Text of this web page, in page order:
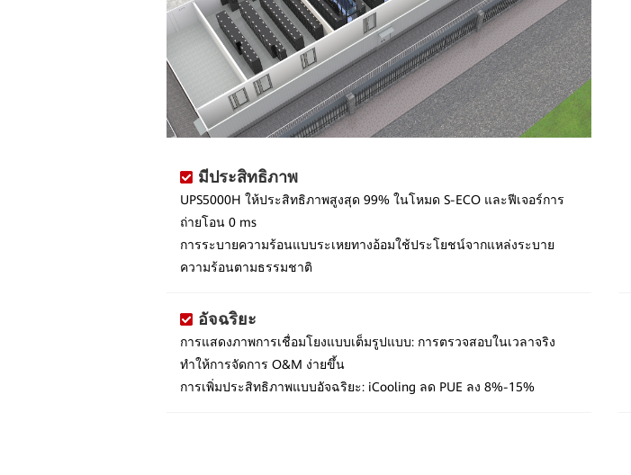
มีประสิทธิภาพ
UPS5000H ให้ประสิทธิภาพสูงสุด 99% ในโหมด S-ECO และฟีเจอร์การ
ถ่ายโอน 0 ms
การระบายความร้อนแบบระเหยทางอ้อมใช้ประโยชน์จากแหล่งระบาย
ความร้อนตามธรรมชาติ
อัจฉริยะ
การแสดงภาพการเชื่อมโยงแบบเต็มรูปแบบ: การตรวจสอบในเวลาจริง
ทำให้การจัดการ O&M ง่ายขึ้น
การเพิ่มประสิทธิภาพแบบอัจฉริยะ: iCooling ลด PUE ลง 8%-15%